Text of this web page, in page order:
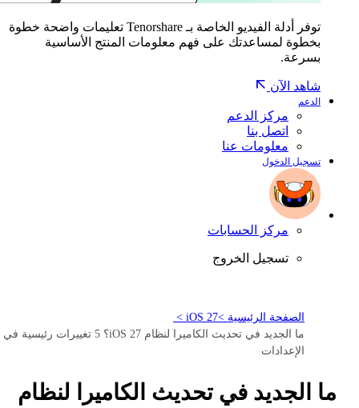
توفر أدلة الفيديو الخاصة بـ Tenorshare تعليمات واضحة خطوة
بخطوة لمساعدتك على فهم معلومات المنتج الأساسية
بسرعة.
شاهد الآن
الدعم
مركز الدعم
اتصل بنا
معلومات عنا
تسجيل الدخول
مركز الحسابات
تسجيل الخروج
الصفحة الرئيسية >iOS 27 >
ما الجديد في تحديث الكاميرا لنظام iOS 27؟ 5 تغييرات رئيسية في
الإعدادات
ما الجديد في تحديث الكاميرا لنظام